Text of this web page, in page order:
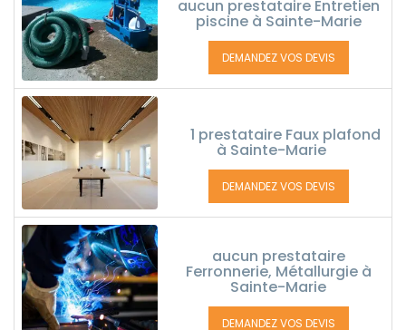
aucun prestataire Entretien
piscine à Sainte-Marie
DEMANDEZ VOS DEVIS
1 prestataire Faux plafond
à Sainte-Marie
DEMANDEZ VOS DEVIS
aucun prestataire
Ferronnerie, Métallurgie à
Sainte-Marie
DEMANDEZ VOS DEVIS